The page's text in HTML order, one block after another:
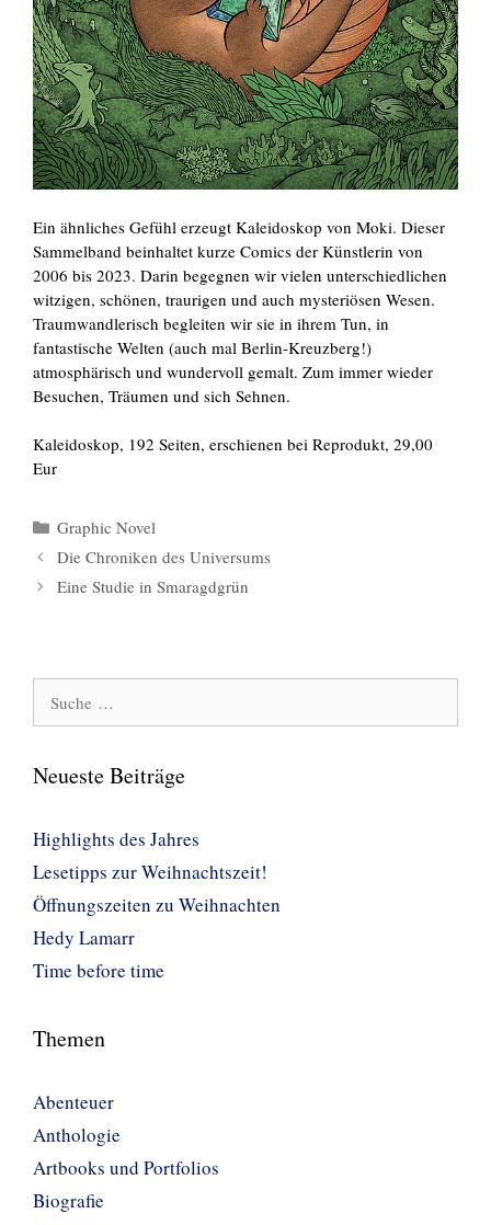
Ein ähnliches Gefühl erzeugt Kaleidoskop von Moki. Dieser
Sammelband beinhaltet kurze Comics der Künstlerin von
2006 bis 2023. Darin begegnen wir vielen unterschiedlichen
witzigen, schönen, traurigen und auch mysteriösen Wesen.
Traumwandlerisch begleiten wir sie in ihrem Tun, in
fantastische Welten (auch mal Berlin-Kreuzberg!)
atmosphärisch und wundervoll gemalt. Zum immer wieder
Besuchen, Träumen und sich Sehnen.
Kaleidoskop, 192 Seiten, erschienen bei Reprodukt, 29,00
Eur
Kategorien
Graphic Novel
Die Chroniken des Universums
Eine Studie in Smaragdgrün
Neueste Beiträge
Highlights des Jahres
Lesetipps zur Weihnachtszeit!
Öffnungszeiten zu Weihnachten
Hedy Lamarr
Time before time
Themen
Abenteuer
Anthologie
Artbooks und Portfolios
Biografie